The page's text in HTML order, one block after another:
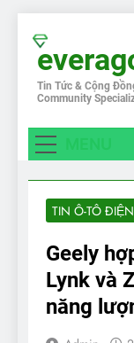
content
Tin Tức & Cộng
Community
TIN Ô-TÔ ĐIỆN
Geely
Lynk và
năng